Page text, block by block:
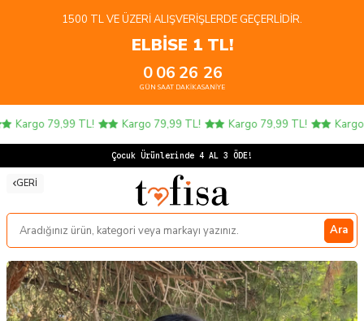
1500 TL VE ÜZERI ALIŞVERIŞLERDE GEÇERLIDIR.
ELBİSE 1 TL!
0
GÜN
06
SAAT
26
DAKIKA
25
SANIYE
Kargo 79,99 TL! Kargo 79,99 TL! Kargo 79,99 TL! Kargo
Çoc
GERI
Ara